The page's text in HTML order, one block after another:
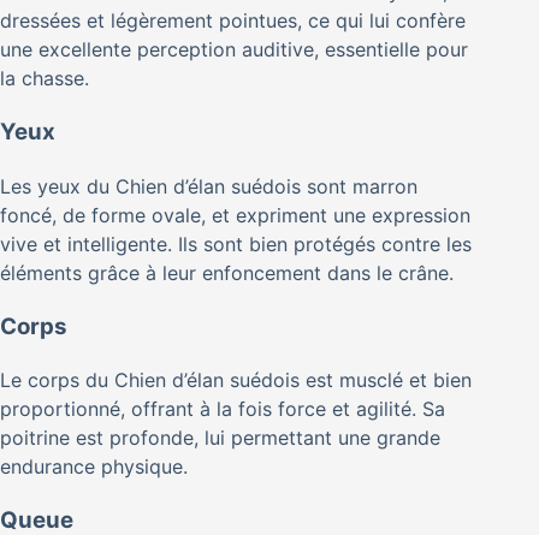
dressées et légèrement pointues, ce qui lui confère
une excellente perception auditive, essentielle pour
la chasse.
Yeux
Les yeux du Chien d’élan suédois sont marron
foncé, de forme ovale, et expriment une expression
vive et intelligente. Ils sont bien protégés contre les
éléments grâce à leur enfoncement dans le crâne.
Corps
Le corps du Chien d’élan suédois est musclé et bien
proportionné, offrant à la fois force et agilité. Sa
poitrine est profonde, lui permettant une grande
endurance physique.
Queue